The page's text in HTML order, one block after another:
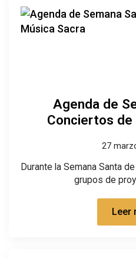
Agenda de
Conciertos de
27
Durante la Semana Santa
grupos de
Leer